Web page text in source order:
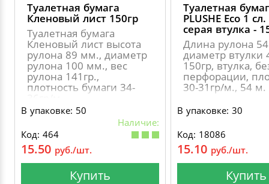
Туалетная бумага
Кленовый лист 150гр
Туалетная бумага
Кленовый лист высота
рулона 89 мм., диаметр
рулона 100 мм., вес
рулона 141гр.,
плотность бумаги 34-
В упаковке: 50
Наличие:
Код: 464
15.50 руб./шт.
Купить
Туалетная
PLUSHE Eco 1
серая втулка -
Длина рулона
диаметр втулки
150гр, втулка,
перфорации,
30-31гр/м., 54 м.
В упаковке: 30
Код: 18086
15.10 руб./шт.
Купить